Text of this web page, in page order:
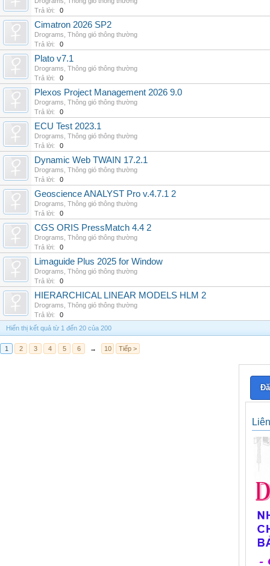
Trả lời:
0
Cimatron 2026 SP2
Drograms Thông gió thông thường
Trả lời:
0
Plato v7.1
Drograms Thông gió thông thường
Trả lời:
0
Plexos Project Management 2026 9.0
Drograms Thông gió thông thường
Trả lời:
0
ECU Test 2023.1
Drograms Thông gió thông thường
Trả lời:
0
Dynamic Web TWAIN 17.2.1
Drograms Thông gió thông thường
Trả lời:
0
Geoscience ANALYST Pro v.4.7.1 2
Drograms Thông gió thông thường
Trả lời:
0
CGS ORIS PressMatch 4.4 2
Drograms Thông gió thông thường
Trả lời:
0
Limaguide Plus 2025 for Window
Drograms Thông gió thông thường
Trả lời:
0
HIERARCHICAL LINEAR MODELS HLM 2
Drograms Thông gió thông thường
Trả lời:
0
Hiển thị kết quả từ 1 đến 20 của 200
1 2 3 4 5 6 → 10 Tiếp >